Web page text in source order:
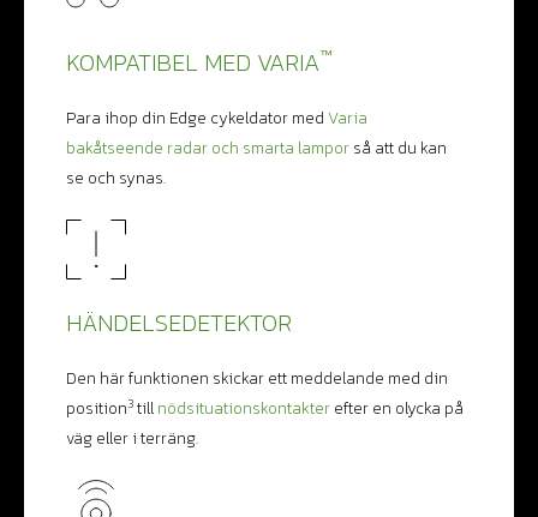
KOMPATIBEL MED VARIA™
Para ihop din Edge cykeldator med Varia
bakåtseende radar och smarta lampor så att du kan
se och synas.
HÄNDELSEDETEKTOR
Den här funktionen skickar ett meddelande med din
position3 till nödsituationskontakter efter en olycka på
väg eller i terräng.